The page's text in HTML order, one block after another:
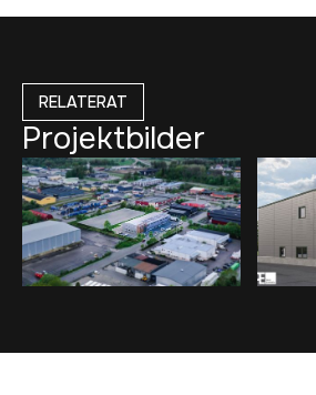
RELATERAT
Projektbilder